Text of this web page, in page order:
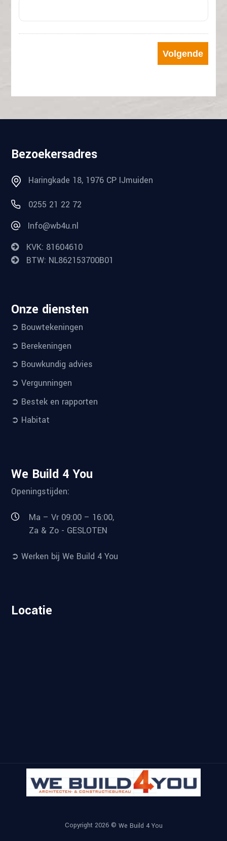
Bezoekersadres
Haringkade 18, 1976 CP IJmuiden
0255 21 22 72
Info@wb4u.nl
KVK: 81604610
BTW: NL862153700B01
Onze diensten
➲ Bouwtekeningen
➲ Berekeningen
➲ Bouwkundig advies
➲ Vergunningen
➲ Bestek en rapporten
➲ Habitat
We Build 4 You
Openingstijden:
Ma – Vr 09:00 – 16:00,
Za & Zo - GESLOTEN
➲ Werken bij We Build 4 You
Locatie
Copyright 2026 © We Build 4 You